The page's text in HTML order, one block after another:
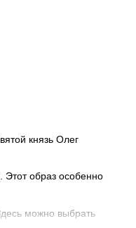
князь Олег
образ особенно
можно выбрать